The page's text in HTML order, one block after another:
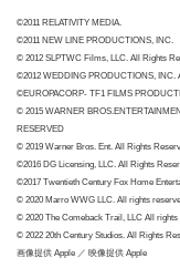
©2011 RELATIVITY MEDIA.
©2011 NEW LINE PRODUCTIONS, INC.
© 2012 SLPTWC Films, LLC. All Rights
©2012 WEDDING PRODUCTIONS, INC.
©EUROPACORP- TF1 FILMS
© 2015 WARNER
RESERVED
© 2019 Warner Bros. Ent. All Rights
©2016 DG Licensing, LLC. All Rights
©2017 Twentieth Century Fox Home
© 2020 Marro WWG LLC. All rights
© 2020 The Comeback Trail, LLC All rights
© 2022 20th Century Studios. All Rights
画像提供 Apple ／ 映像提供 Apple